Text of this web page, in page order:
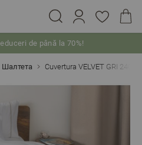
de până la 70%!
Шалтета Cuvertura VELVET GRI 240/